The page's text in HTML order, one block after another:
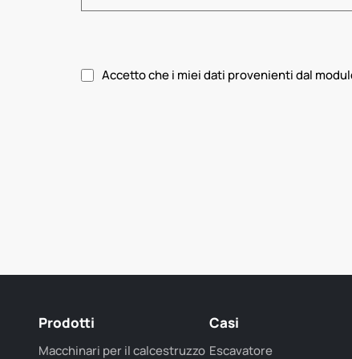
Accetto che i miei dati provenienti dal
Prodotti
Macchinari per il calcestruzzo
Casi
Escavatore